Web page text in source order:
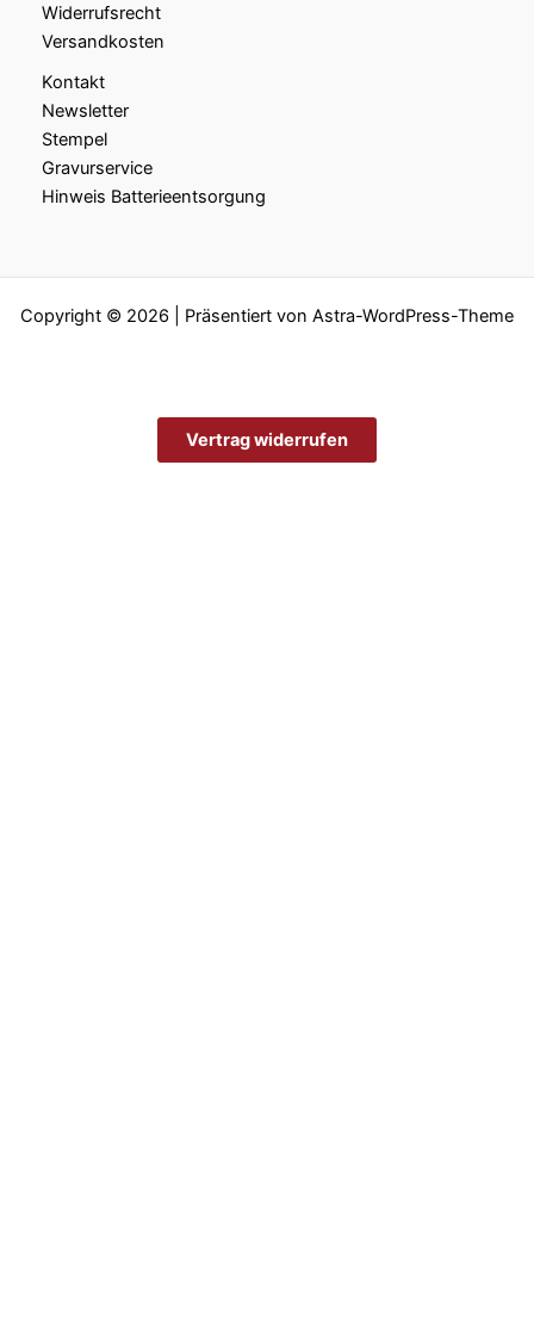
Widerrufsrecht
Versandkosten
Kontakt
Newsletter
Stempel
Gravurservice
Hinweis Batterieentsorgung
Copyright © 2026 | Präsentiert von Astra-WordPress-Theme
Vertrag widerrufen